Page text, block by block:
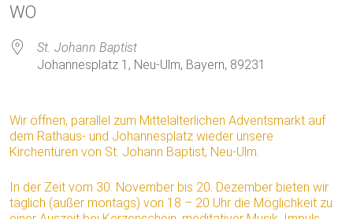
WO
St. Johann Baptist
Johannesplatz 1, Neu-Ulm, Bayern, 89231
Wir öffnen, parallel zum Mittelalterlichen Adventsmarkt auf
dem Rathaus- und Johannesplatz wieder unsere
Kirchentüren von St. Johann Baptist, Neu-Ulm.
In der Zeit vom 30. November bis 20. Dezember bieten wir
täglich (außer montags) von 18 – 20 Uhr die Möglichkeit zu